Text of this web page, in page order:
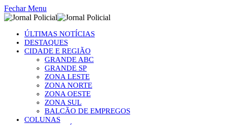
Fechar Menu
ÚLTIMAS NOTÍCIAS
DESTAQUES
CIDADE E REGIÃO
GRANDE ABC
GRANDE SP
ZONA LESTE
ZONA NORTE
ZONA OESTE
ZONA SUL
BALCÃO DE EMPREGOS
COLUNAS